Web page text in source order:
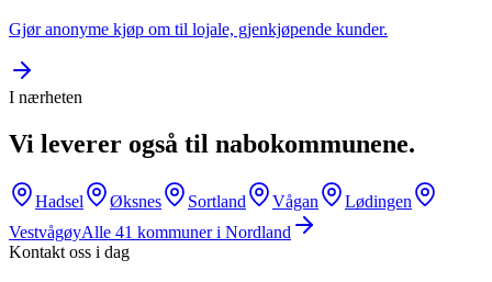
Gjør anonyme kjøp om til lojale, gjenkjøpende kunder.
I nærheten
Vi leverer også til nabokommunene.
Hadsel Øksnes Sortland Vågan
Lødingen
VestvågøyAlle 41 kommuner i Nordland
Kontakt oss i dag